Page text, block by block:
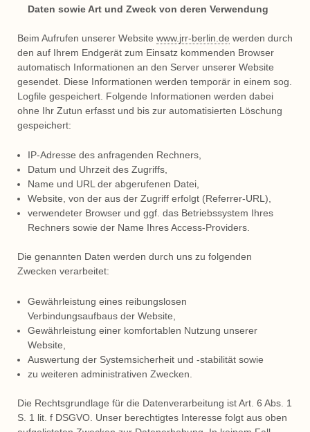
Daten sowie Art und Zweck von deren Verwendung
Beim Aufrufen unserer Website www.jrr-berlin.de werden durch
den auf Ihrem Endgerät zum Einsatz kommenden Browser
automatisch Informationen an den Server unserer Website
gesendet. Diese Informationen werden temporär in einem sog.
Logfile gespeichert. Folgende Informationen werden dabei
ohne Ihr Zutun erfasst und bis zur automatisierten Löschung
gespeichert:
IP-Adresse des anfragenden Rechners,
Datum und Uhrzeit des Zugriffs,
Name und URL der abgerufenen Datei,
Website, von der aus der Zugriff erfolgt (Referrer-URL),
verwendeter Browser und ggf. das Betriebssystem Ihres
Rechners sowie der Name Ihres Access-Providers.
Die genannten Daten werden durch uns zu folgenden
Zwecken verarbeitet:
Gewährleistung eines reibungslosen
Verbindungsaufbaus der Website,
Gewährleistung einer komfortablen Nutzung unserer
Website,
Auswertung der Systemsicherheit und -stabilität sowie
zu weiteren administrativen Zwecken.
Die Rechtsgrundlage für die Datenverarbeitung ist Art. 6 Abs. 1
S. 1 lit. f DSGVO. Unser berechtigtes Interesse folgt aus oben